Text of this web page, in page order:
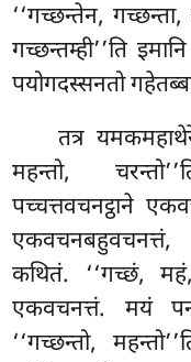
‘‘गच्छन्तेन,
गच्छन्तम्ही’’ति
पयोगदस्सनतो
तत्र
महन्तो,
पच्चत्तवचनट्ठाने
कथितं. ‘‘गच्छं,
एकवचनत्तं. मयं
‘‘गच्छन्तो,